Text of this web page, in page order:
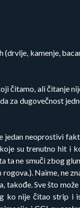
(drvlje, kamenje,
čitamo, ali čitanje
za dugovečnost
jedan neoprostivi
su trenutno hit i
ta ne smuči zbog
Naime, ne
takođe. Sve što može
ko nije čitao strip i